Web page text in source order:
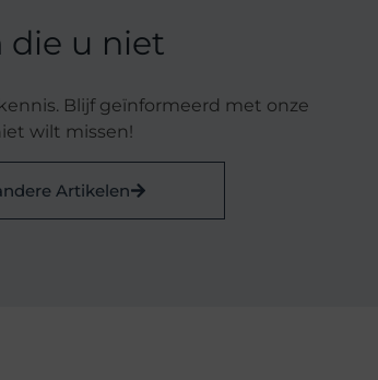
die u niet
Blijf geïnformeerd met onze
wilt missen!
Artikelen